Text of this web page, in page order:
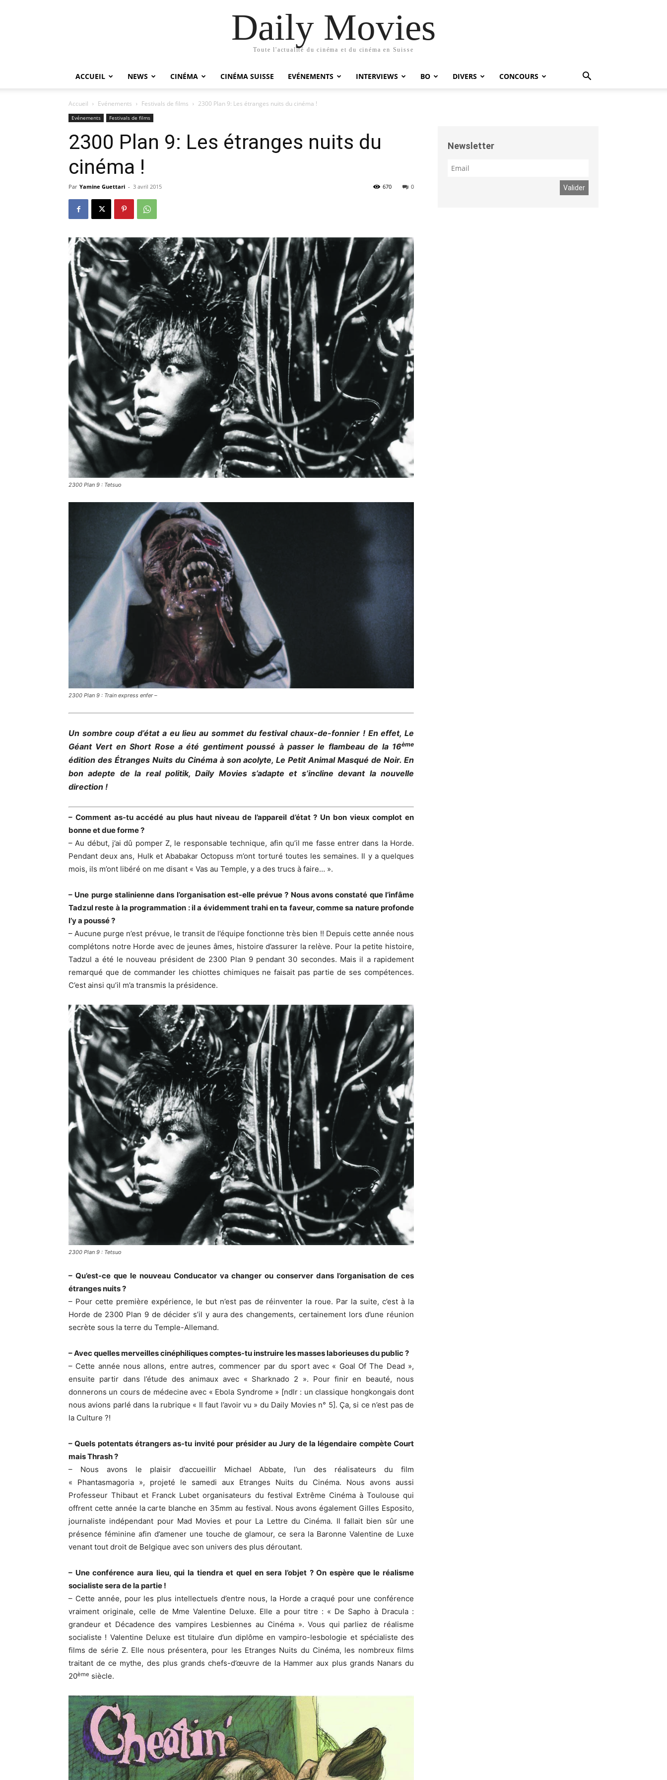
Daily Movies
Toute l'actualité du cinéma et du cinéma en Suisse
ACCUEIL NEWS CINÉMA CINÉMA SUISSE EVÉNEMENTS INTERVIEWS BO DIVERS CONCOURS
Accueil Evénements Festivals de films 2300 Plan 9: Les étranges nuits du cinéma !
Evénements Festivals de films
2300 Plan 9: Les étranges nuits du
cinéma !
Par Yamine Guettari - 3 avril 2015 0
670
2300 Plan 9 : Tetsuo
2300 Plan 9 : Train express enfer –
Un sombre coup d’état a eu lieu au sommet du festival chaux-de-fonnier ! En effet, Le
Géant Vert en Short Rose a été gentiment poussé à passer le flambeau de la 16ème
édition des Étranges Nuits du Cinéma à son acolyte, Le Petit Animal Masqué de Noir. En
bon adepte de la real politik, Daily Movies s’adapte et s’incline devant la nouvelle
direction !
– Comment as-tu accédé au plus haut niveau de l’appareil d’état ? Un bon vieux complot en
bonne et due forme ?
– Au début, j’ai dû pomper Z, le responsable technique, afin qu’il me fasse entrer dans la Horde.
Pendant deux ans, Hulk et Ababakar Octopuss m’ont torturé toutes les semaines. Il y a quelques
mois, ils m’ont libéré on me disant « Vas au Temple, y a des trucs à faire… ».
– Une purge stalinienne dans l’organisation est-elle prévue ? Nous avons constaté que l’infâme
Tadzul reste à la programmation : il a évidemment trahi en ta faveur, comme sa nature profonde
l’y a poussé ?
– Aucune purge n’est prévue, le transit de l’équipe fonctionne très bien !! Depuis cette année nous
complétons notre Horde avec de jeunes âmes, histoire d’assurer la relève. Pour la petite histoire,
Tadzul a été le nouveau président de 2300 Plan 9 pendant 30 secondes. Mais il a rapidement
remarqué que de commander les chiottes chimiques ne faisait pas partie de ses compétences.
C’est ainsi qu’il m’a transmis la présidence.
2300 Plan 9 : Tetsuo
– Qu’est-ce que le nouveau Conducator va changer ou conserver dans l’organisation de ces
étranges nuits ?
– Pour cette première expérience, le but n’est pas de réinventer la roue. Par la suite, c’est à la
Horde de 2300 Plan 9 de décider s’il y aura des changements, certainement lors d’une réunion
secrète sous la terre du Temple-Allemand.
– Avec quelles merveilles cinéphiliques comptes-tu instruire les masses laborieuses du public ?
– Cette année nous allons, entre autres, commencer par du sport avec « Goal Of The Dead »,
ensuite partir dans l’étude des animaux avec « Sharknado 2 ». Pour finir en beauté, nous
donnerons un cours de médecine avec « Ebola Syndrome » [ndlr : un classique hongkongais dont
nous avions parlé dans la rubrique « Il faut l’avoir vu » du Daily Movies n° 5]. Ça, si ce n’est pas de
la Culture ?!
– Quels potentats étrangers as-tu invité pour présider au Jury de la légendaire compète Court
mais Thrash ?
– Nous avons le plaisir d’accueillir Michael Abbate, l’un des réalisateurs du film
« Phantasmagoria », projeté le samedi aux Etranges Nuits du Cinéma. Nous avons aussi
Professeur Thibaut et Franck Lubet organisateurs du festival Extrême Cinéma à Toulouse qui
offrent cette année la carte blanche en 35mm au festival. Nous avons également Gilles Esposito,
journaliste indépendant pour Mad Movies et pour La Lettre du Cinéma. Il fallait bien sûr une
présence féminine afin d’amener une touche de glamour, ce sera la Baronne Valentine de Luxe
venant tout droit de Belgique avec son univers des plus déroutant.
– Une conférence aura lieu, qui la tiendra et quel en sera l’objet ? On espère que le réalisme
socialiste sera de la partie !
– Cette année, pour les plus intellectuels d’entre nous, la Horde a craqué pour une conférence
vraiment originale, celle de Mme Valentine Deluxe. Elle a pour titre : « De Sapho à Dracula :
grandeur et Décadence des vampires Lesbiennes au Cinéma ». Vous qui parliez de réalisme
socialiste ! Valentine Deluxe est titulaire d’un diplôme en vampiro-lesbologie et spécialiste des
films de série Z. Elle nous présentera, pour les Etranges Nuits du Cinéma, les nombreux films
traitant de ce mythe, des plus grands chefs-d’œuvre de la Hammer aux plus grands Nanars du
20ème siècle.
Newsletter